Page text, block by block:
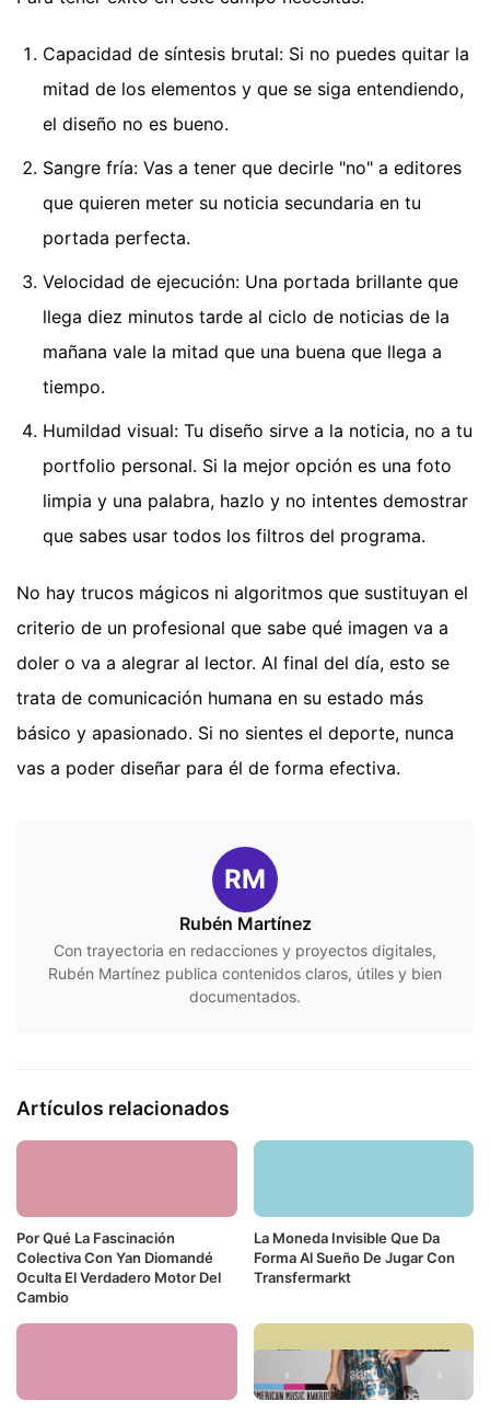
Capacidad de síntesis brutal: Si no puedes quitar la
mitad de los elementos y que se siga entendiendo,
el diseño no es bueno.
Sangre fría: Vas a tener que decirle "no" a editores
que quieren meter su noticia secundaria en tu
portada perfecta.
Velocidad de ejecución: Una portada brillante que
llega diez minutos tarde al ciclo de noticias de la
mañana vale la mitad que una buena que llega a
tiempo.
Humildad visual: Tu diseño sirve a la noticia, no a tu
portfolio personal. Si la mejor opción es una foto
limpia y una palabra, hazlo y no intentes demostrar
que sabes usar todos los filtros del programa.
No hay trucos mágicos ni algoritmos que sustituyan el
criterio de un profesional que sabe qué imagen va a
doler o va a alegrar al lector. Al final del día, esto se
trata de comunicación humana en su estado más
básico y apasionado. Si no sientes el deporte, nunca
vas a poder diseñar para él de forma efectiva.
RM
Rubén Martínez
Con trayectoria en redacciones y proyectos digitales,
Rubén Martínez publica contenidos claros, útiles y bien
documentados.
Artículos relacionados
Por Qué La Fascinación
Colectiva Con Yan Diomandé
Oculta El Verdadero Motor Del
Cambio
La Moneda Invisible Que Da
Forma Al Sueño De Jugar Con
Transfermarkt